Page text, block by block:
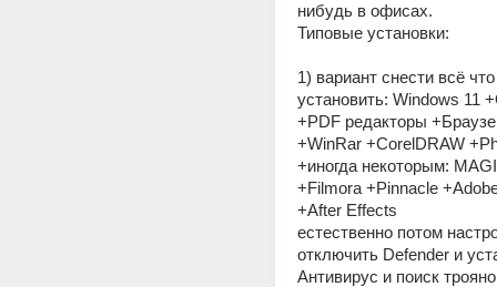
нибудь в офисах.
Типовые установки:
1) вариант снести всё
установить: Windows 11
+PDF редакторы
+WinRar +CorelDRAW
+иногда некоторым:
+Filmora +Pinnacle
+After Effects
естественно потом
отключить Defender и
Антивирус и поиск